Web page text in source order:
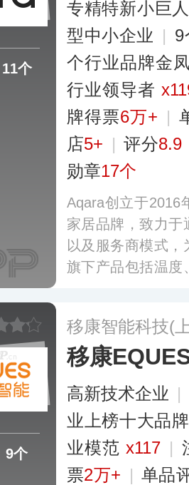
11个
专精特新小巨
型中小企业 | 9
个行业品牌金
行业领导者
牌得票6万+ |
店5+ | 评分8.9
勋章17个
Aqara创立于2016
家居品牌，致力于
以及服务商模式
旗下产品包括温度
动化控制与大数据
9个
移康智能科技(
移康
高新技术企业 |
业上榜十大品牌
业模范 x117 |
票2万+ | 单品